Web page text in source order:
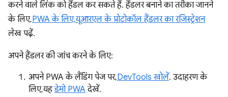
करने वाले लिंक को हैंडल कर सकते हैं. हैंडलर बनाने का तरीका जानने
के लिए,PWA के लिए, यूआरएल के प्रोटोकॉल हैंडलर का रजिस्ट्रेशन
लेख पढ़ें.
अपने हैंडलर की जांच करने के लिए:
अपने PWA के लैंडिंग पेज पर,DevTools खोलें. उदाहरण के
लिए, यहडेमो PWAदेखें.